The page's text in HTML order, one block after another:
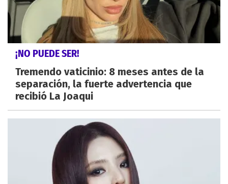
¡NO PUEDE SER!
Tremendo vaticinio: 8 meses antes de la
separación, la fuerte advertencia que
recibió La Joaqui